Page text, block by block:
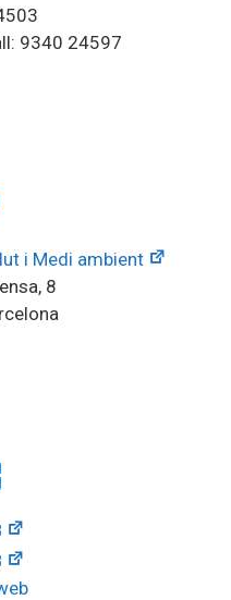
9340 24597
i Medi ambient
8